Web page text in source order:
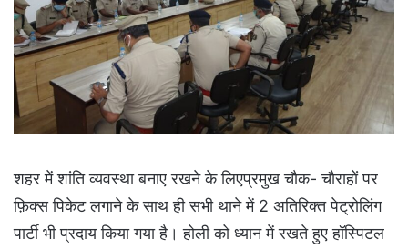
शहर में शांति व्यवस्था बनाए रखने के लिएप्रमुख चौक- चौराहों पर
फ़िक्स पिकेट लगाने के साथ ही सभी थाने में 2 अतिरिक्त पेट्रोलिंग
पार्टी भी प्रदाय किया गया है। होली को ध्यान में रखते हुए हॉस्पिटल